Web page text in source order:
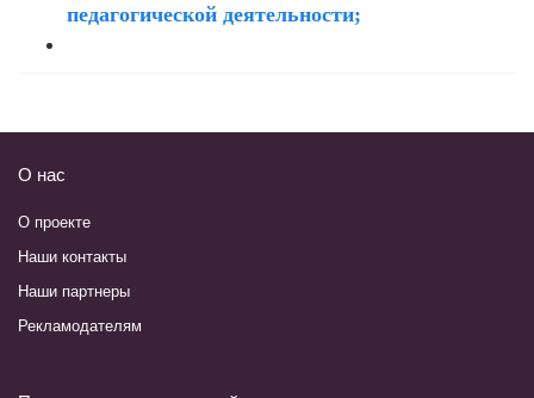
педагогической деятельности;
О нас
О проекте
Наши контакты
Наши партнеры
Рекламодателям